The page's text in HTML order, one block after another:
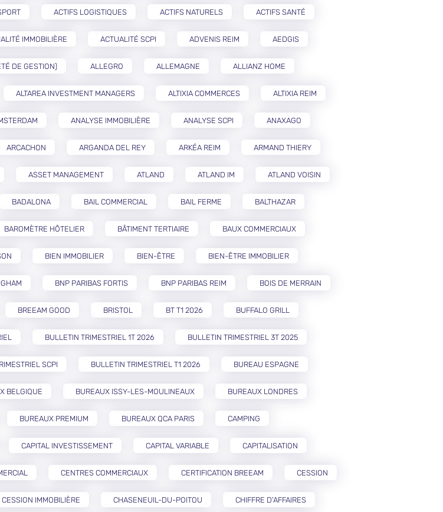
ACTIFS LOGISTIQUES ACTIFS NATURELS ACTIFS SANTÉ
IMMOBILIÈRE ACTUALITÉ SCPI ADVENIS REIM AEDGIS
DE GESTION) ALLEGRO ALLEMAGNE ALLIANZ HOME
ALTAREA INVESTMENT MANAGERS ALTIXIA COMMERCES ALTIXIA REIM
ANALYSE IMMOBILIÈRE ANALYSE SCPI ANAXAGO
ARCACHON ARGANDA DEL REY ARKÉA REIM ARMAND THIERY
ASSET MANAGEMENT ATLAND ATLAND IM ATLAND VOISIN
BADALONA BAIL COMMERCIAL BAIL FERME BALTHAZAR
BAROMÈTRE HÔTELIER BÂTIMENT TERTIAIRE BAUX COMMERCIAUX
BIEN IMMOBILIER BIEN-ÊTRE BIEN-ÊTRE IMMOBILIER
BNP PARIBAS FORTIS BNP PARIBAS REIM BOIS DE MERRAIN
BREEAM GOOD BRISTOL BT T1 2026 BUFFALO GRILL
BULLETIN TRIMESTRIEL 1T 2026 BULLETIN TRIMESTRIEL 3T 2025
SCPI BULLETIN TRIMESTRIEL T1 2026 BUREAU ESPAGNE
BELGIQUE BUREAUX ISSY-LES-MOULINEAUX BUREAUX LONDRES
BUREAUX PREMIUM BUREAUX QCA PARIS CAMPING
CAPITAL INVESTISSEMENT CAPITAL VARIABLE CAPITALISATION
CENTRES COMMERCIAUX CERTIFICATION BREEAM CESSION
CESSION IMMOBILIÈRE CHASENEUIL-DU-POITOU CHIFFRE D'AFFAIRES